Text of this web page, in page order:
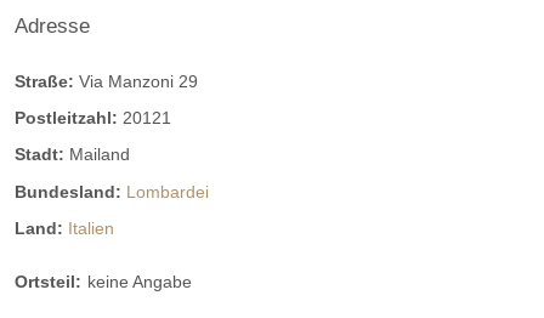
Adresse
Straße: Via Manzoni 29
Postleitzahl: 20121
Stadt: Mailand
Bundesland: Lombardei
Land: Italien
Ortsteil: keine Angabe